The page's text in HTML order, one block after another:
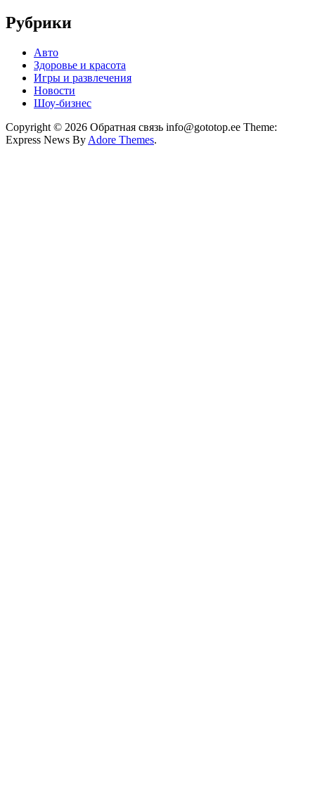
Рубрики
Авто
Здоровье и красота
Игры и развлечения
Новости
Шоу-бизнес
Copyright © 2026 Обратная связь info@gototop.ee Theme:
Express News By Adore Themes.